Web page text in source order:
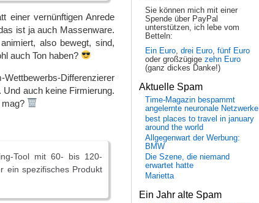
einer vernünftigen Anrede
ist ja auch Massenware.
also bewegt, sind,
auch Ton haben?
Differenzierer
auch keine Firmierung.
mag?
Tool mit 60- bis 120-
ein spezifisches Produkt
Sie können mich mit einer
Spende über PayPal
unterstützen, ich lebe vom
Betteln:
Ein Euro, drei Euro, fünf Euro
oder großzügige zehn Euro
(ganz dickes Danke!)
Aktuelle Spam
Time-Magazin bespammt
angelernte neuronale Netzwerke
best places to travel in january
around the world
Allgegenwart der Werbung:
BMW
Die Szene, die niemand
erwartet hatte
Marietta
Ein Jahr alte Spam